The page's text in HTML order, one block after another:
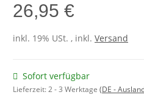
26,95 €
inkl. 19% USt. , inkl. Versand
Sofort verfügbar
Lieferzeit:2 - 3 Werktage (DE -